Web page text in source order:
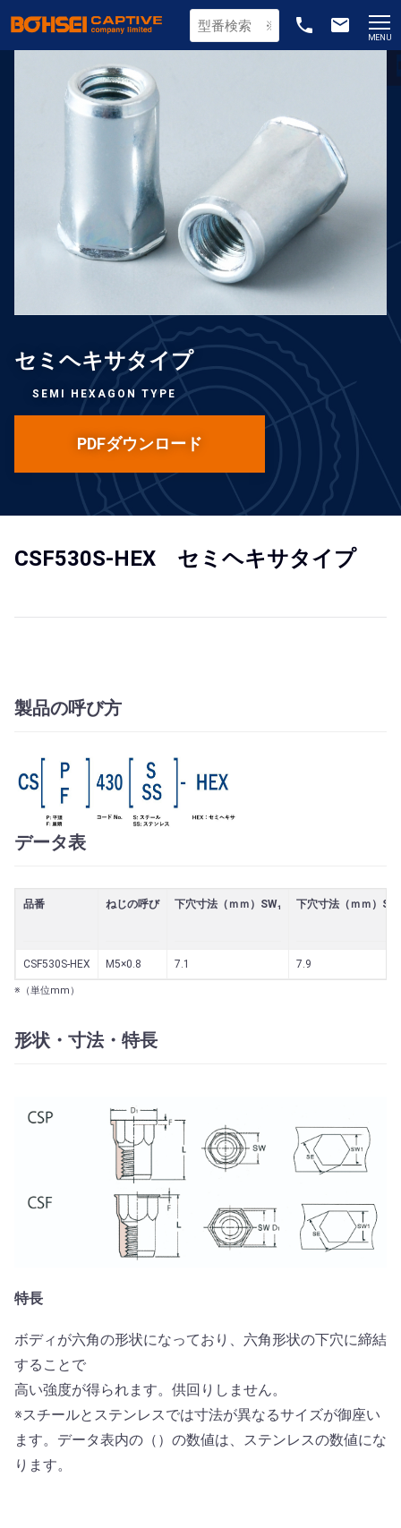
phone email
MENU
セミヘキサタイプ
SEMI HEXAGON TYPE
PDFダウンロード
CSF530S-HEX セミヘキサタイプ
製品の呼び方
データ表
品番 ねじの呼び 下穴寸法（ｍｍ）SW₁ 下穴寸法（ｍｍ）SE
CSF530S-HEX M5×0.8 7.1 7.9
※（単位mm）
形状・寸法・特長
特長
ボディが六角の形状になっており、六角形状の下穴に締結
することで
高い強度が得られます。供回りしません。
※スチールとステンレスでは寸法が異なるサイズが御座い
ます。データ表内の（）の数値は、ステンレスの数値にな
ります。